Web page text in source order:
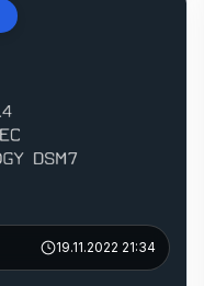
19.11.2022 21:34